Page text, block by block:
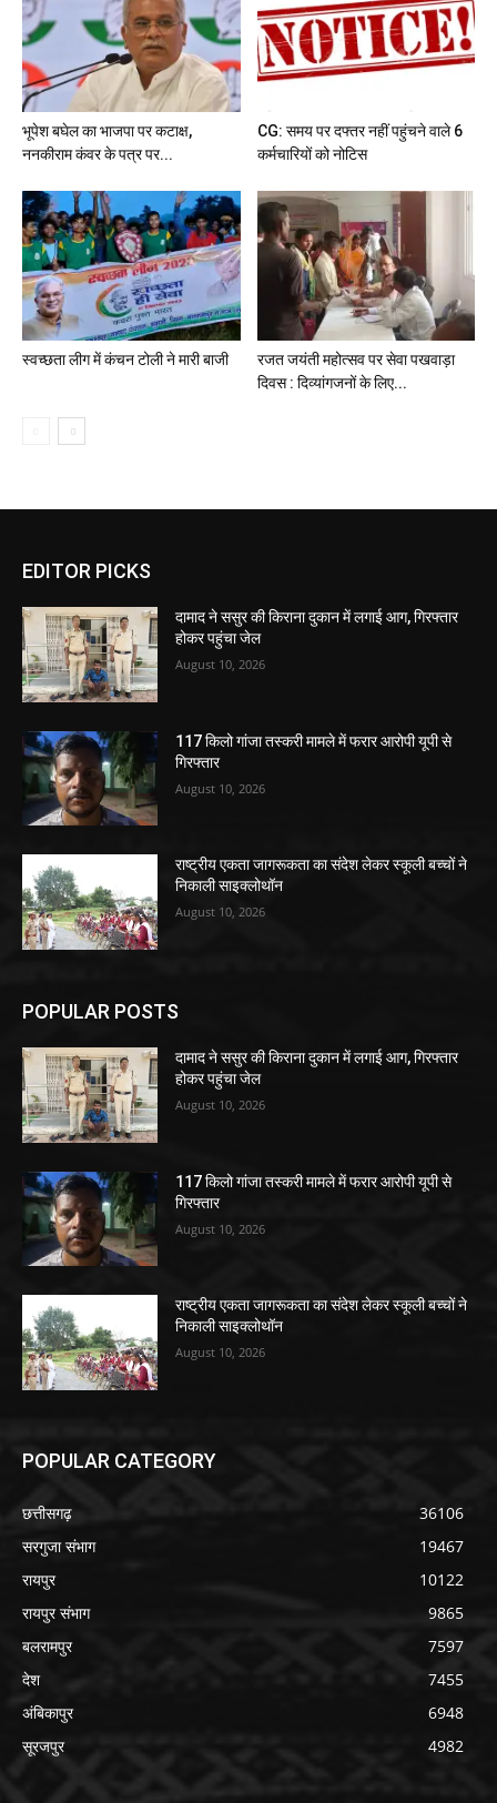
भूपेश बघेल का भाजपा पर कटाक्ष,
ननकीराम कंवर के पत्र पर...
CG: समय पर दफ्तर नहीं पहुंचने वाले 6
कर्मचारियों को नोटिस
स्वच्छता लीग में कंचन टोली ने मारी बाजी
रजत जयंती महोत्सव पर सेवा पखवाड़ा
दिवस : दिव्यांगजनों के लिए...
EDITOR PICKS
दामाद ने ससुर की किराना दुकान में लगाई आग, गिरफ्तार
होकर पहुंचा जेल
August 10, 2026
117 किलो गांजा तस्करी मामले में फरार आरोपी यूपी से
गिरफ्तार
August 10, 2026
राष्ट्रीय एकता जागरूकता का संदेश लेकर स्कूली बच्चों ने
निकाली साइक्लोथॉन
August 10, 2026
POPULAR POSTS
दामाद ने ससुर की किराना दुकान में लगाई आग, गिरफ्तार
होकर पहुंचा जेल
August 10, 2026
117 किलो गांजा तस्करी मामले में फरार आरोपी यूपी से
गिरफ्तार
August 10, 2026
राष्ट्रीय एकता जागरूकता का संदेश लेकर स्कूली बच्चों ने
निकाली साइक्लोथॉन
August 10, 2026
POPULAR CATEGORY
छत्तीसगढ़
36106
सरगुजा संभाग
19467
रायपुर
10122
रायपुर संभाग
9865
बलरामपुर
7597
देश
7455
अंबिकापुर
6948
सूरजपुर
4982